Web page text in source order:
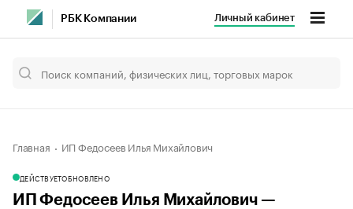
РБК Компании Личный кабинет
Главная ИП Федосеев Илья Михайлович
ДЕЙСТВУЕТОБНОВЛЕНО
ИП Федосеев Илья Михайлович —